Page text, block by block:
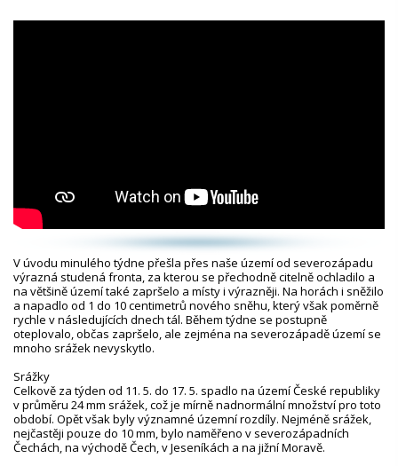
V úvodu minulého týdne přešla přes naše území od severozápadu
výrazná studená fronta, za kterou se přechodně citelně ochladilo a
na většině území také zapršelo a místy i výrazněji. Na horách i sněžilo
a napadlo od 1 do 10 centimetrů nového sněhu, který však poměrně
rychle v následujících dnech tál. Během týdne se postupně
oteplovalo, občas zapršelo, ale zejména na severozápadě území se
mnoho srážek nevyskytlo.
Srážky
Celkově za týden od 11. 5. do 17. 5. spadlo na území České republiky
v průměru 24 mm srážek, což je mírně nadnormální množství pro toto
období. Opět však byly významné územní rozdíly. Nejméně srážek,
nejčastěji pouze do 10 mm, bylo naměřeno v severozápadních
Čechách, na východě Čech, v Jeseníkách a na jižní Moravě.